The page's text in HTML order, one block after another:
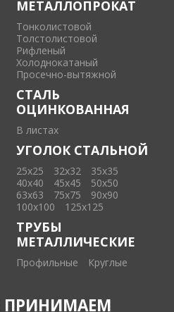
МЕТАЛЛОПРОКАТ
Тонколистовой
Толстолистовой
Рифленый
Холоднокатаный
Проcечно-вытяжной
СТАЛЬ
ОЦИНКОВАННАЯ
В листах
УГОЛОК СТАЛЬНОЙ
25х25 32х32
35х35
40х40
45х45
50х50
63х63
75х75
90х90
100х100
125х125
ТРУБЫ
МЕТАЛЛИЧЕСКИЕ
Профильные Круглые
ПРИНИМАЕМ